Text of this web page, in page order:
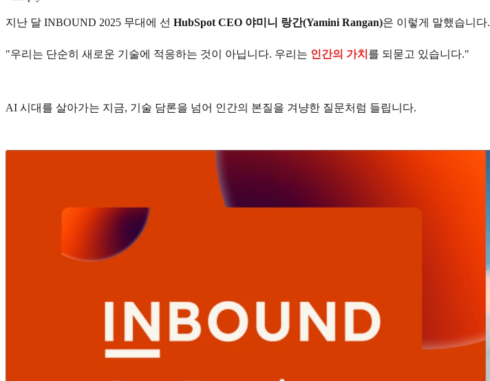
지난 달 INBOUND 2025 무대에 선 HubSpot CEO 야미니 랑간(Yamini Rangan)은 이렇게 말했습니다.
"우리는 단순히 새로운 기술에 적응하는 것이 아닙니다. 우리는 인간의 가치 를 되묻고 있습니다."
AI 시대를 살아가는 지금, 기술 담론을 넘어 인간의 본질을 겨냥한 질문처럼 들립니다.